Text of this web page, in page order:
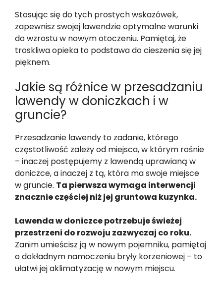
Stosując się do tych prostych wskazówek,
zapewnisz swojej lawendzie optymalne warunki
do wzrostu w nowym otoczeniu. Pamiętaj, że
troskliwa opieka to podstawa do cieszenia się jej
pięknem.
Jakie są różnice w przesadzaniu
lawendy w doniczkach i w
gruncie?
Przesadzanie lawendy to zadanie, którego
częstotliwość zależy od miejsca, w którym rośnie
– inaczej postępujemy z lawendą uprawianą w
doniczce, a inaczej z tą, która ma swoje miejsce
w gruncie. Ta pierwsza wymaga interwencji
znacznie częściej niż jej gruntowa kuzynka.
Lawenda w doniczce potrzebuje świeżej
przestrzeni do rozwoju zazwyczaj co roku.
Zanim umieścisz ją w nowym pojemniku, pamiętaj
o dokładnym namoczeniu bryły korzeniowej – to
ułatwi jej aklimatyzację w nowym miejscu.